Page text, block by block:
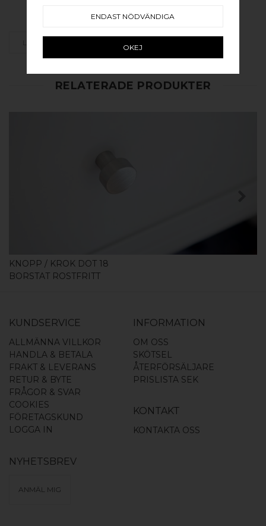
RELATERADE PRODUKTER
KNOPP / KROK DOT 18
BORSTAT ROSTFRITT
KUNDSERVICE
ALLMÄNNA VILLKOR
HANDLA & BETALA
FRAKT & LEVERANS
RETUR & BYTE
FRÅGOR & SVAR
COOKIES
FÖRETAGSKUND
LOGGA IN
INFORMATION
OM OSS
SKÖTSEL
ÅTERFÖRSÄLJARE
PRISLISTA SEK
KONTAKT
KONTAKTA OSS
NYHETSBREV
ANMÄL MIG
ENDAST NÖDVÄNDIGA
OKEJ